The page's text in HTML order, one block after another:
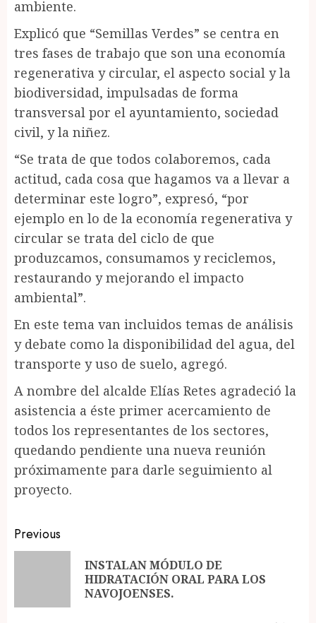
ambiente.
Explicó que “Semillas Verdes” se centra en
tres fases de trabajo que son una economía
regenerativa y circular, el aspecto social y la
biodiversidad, impulsadas de forma
transversal por el ayuntamiento, sociedad
civil, y la niñez.
“Se trata de que todos colaboremos, cada
actitud, cada cosa que hagamos va a llevar a
determinar este logro”, expresó, “por
ejemplo en lo de la economía regenerativa y
circular se trata del ciclo de que
produzcamos, consumamos y reciclemos,
restaurando y mejorando el impacto
ambiental”.
En este tema van incluidos temas de análisis
y debate como la disponibilidad del agua, del
transporte y uso de suelo, agregó.
A nombre del alcalde Elías Retes agradeció la
asistencia a éste primer acercamiento de
todos los representantes de los sectores,
quedando pendiente una nueva reunión
próximamente para darle seguimiento al
proyecto.
Post
navigation
Previous
INSTALAN MÓDULO DE
HIDRATACIÓN ORAL PARA LOS
NAVOJOENSES.